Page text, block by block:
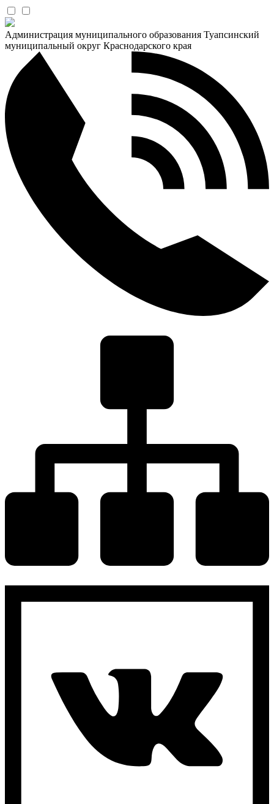
Администрация муниципального образования Туапсинский
муниципальный округ Краснодарского края